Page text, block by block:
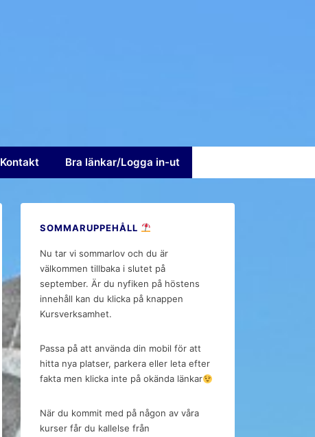
Kontakt Bra länkar/Logga in-ut
SOMMARUPPEHÅLL
Nu tar vi sommarlov och du är
välkommen tillbaka i slutet på
september. Är du nyfiken på höstens
innehåll kan du klicka på knappen
Kursverksamhet.
Passa på att använda din mobil för att
hitta nya platser, parkera eller leta efter
fakta men klicka inte på okända länkar
När du kommit med på någon av våra
kurser får du kallelse från